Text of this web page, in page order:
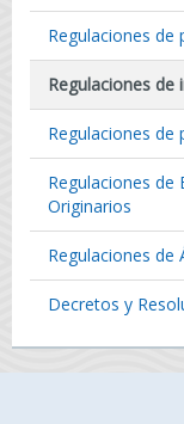
Regulaciones de
Regulaciones de
Regulaciones de
Regulaciones de
Originarios
Regulaciones de
Decretos y